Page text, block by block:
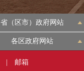
省（区市）政府网站
各区政府网站
邮箱